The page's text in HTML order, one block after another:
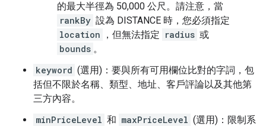
的最大半徑為 50,000 公尺。請注意，當
rankBy 設為 DISTANCE 時，您必須指定
location
，但無法指定 radius 或
bounds 。
keyword (選用)：要與所有可用欄位比對的字詞，包
括但不限於名稱、類型、地址、客戶評論以及其他第
三方內容。
minPriceLevel 和 maxPriceLevel (選用)：限制系